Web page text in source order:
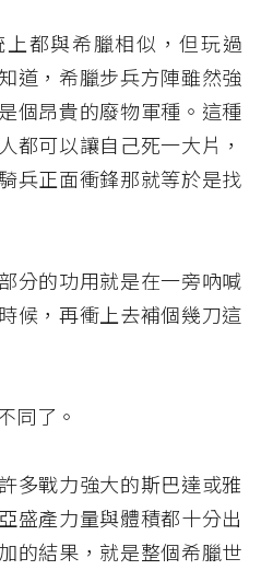
都與希臘相似，但玩過
道，希臘步兵方陣雖然強
個昂貴的廢物軍種。這種
都可以讓自己死一大片，
兵正面衝鋒那就等於是找
分的功用就是在一旁吶喊
候，再衝上去補個幾刀這
同了。
多戰力強大的斯巴達或雅
盛產力量與體積都十分出
的結果，就是整個希臘世